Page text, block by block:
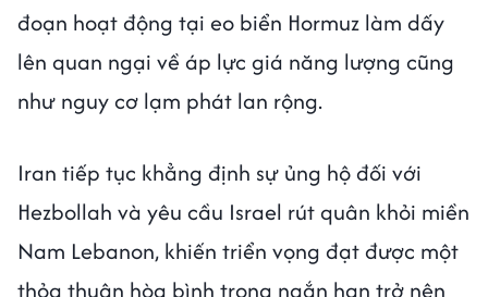
đoạn hoạt động tại eo biển Hormuz làm dấy
lên quan ngại về áp lực giá năng lượng cũng
như nguy cơ lạm phát lan rộng.
Iran tiếp tục khẳng định sự ủng hộ đối với
Hezbollah và yêu cầu Israel rút quân khỏi miền
Nam Lebanon, khiến triển vọng đạt được một
thỏa thuận hòa bình trong ngắn hạn trở nên